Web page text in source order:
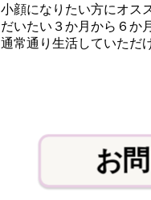
顔になりたい方にオス
いたい３か月から６か
常通り生活していただ
お